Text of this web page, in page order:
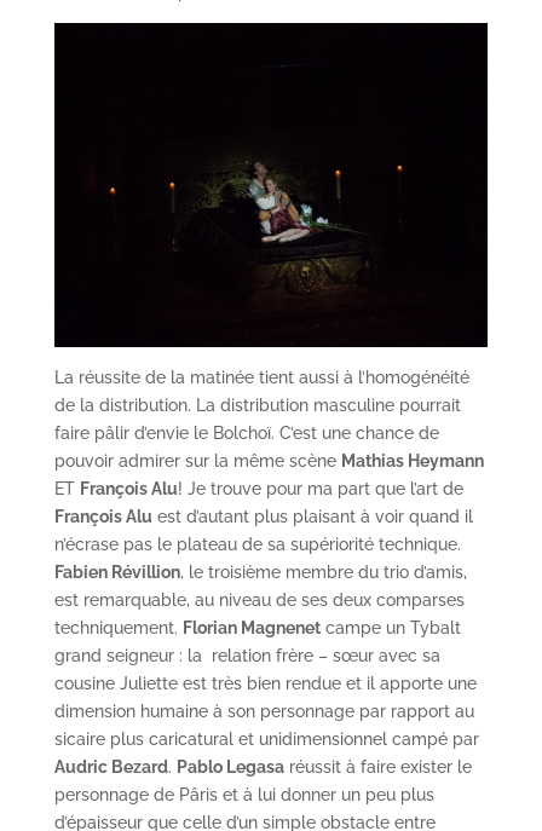
La réussite de la matinée tient aussi à l’homogénéité
de la distribution. La distribution masculine pourrait
faire pâlir d’envie le Bolchoï. C’est une chance de
pouvoir admirer sur la même scène Mathias Heymann
ET François Alu! Je trouve pour ma part que l’art de
François Alu est d’autant plus plaisant à voir quand il
n’écrase pas le plateau de sa supériorité technique.
Fabien Révillion, le troisième membre du trio d’amis,
est remarquable, au niveau de ses deux comparses
techniquement. Florian Magnenetcampe un Tybalt
grand seigneur : la relation frère – sœur avec sa
cousine Juliette est très bien rendue et il apporte une
dimension humaine à son personnage par rapport au
sicaire plus caricatural et unidimensionnel campé par
Audric Bezard. Pablo Legasaréussit à faire exister le
personnage de Pâris et à lui donner un peu plus
d’épaisseur que celle d’un simple obstacle entre